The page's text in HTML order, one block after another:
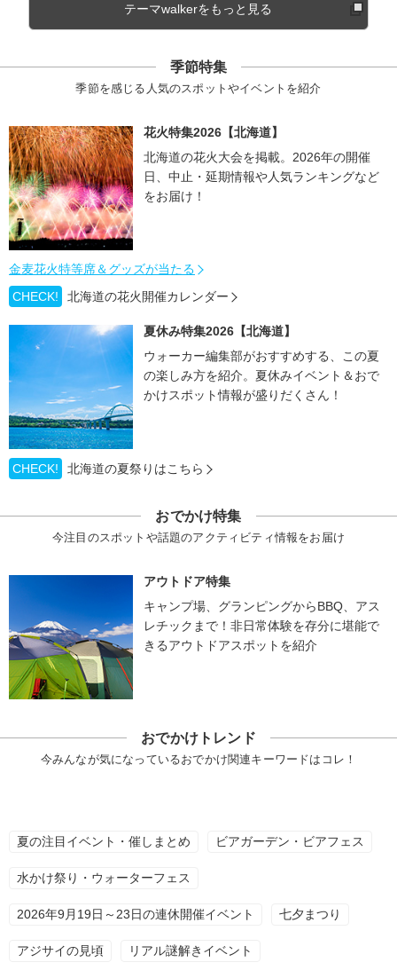
テーマwalkerをもっと見る
季節特集
季節を感じる人気のスポットやイベントを紹介
花火特集2026【北海道】
北海道の花火大会を掲載。2026年の開催
日、中止・延期情報や人気ランキングなど
をお届け！
金麦花火特等席＆グッズが当たる
CHECK!
北海道の花火開催カレンダー
夏休み特集2026【北海道】
ウォーカー編集部がおすすめする、この夏
の楽しみ方を紹介。夏休みイベント＆おで
かけスポット情報が盛りだくさん！
CHECK! 北海道の夏祭りはこちら
おでかけ特集
今注目のスポットや話題のアクティビティ情報をお届け
アウトドア特集
キャンプ場、グランピングからBBQ、アス
レチックまで！非日常体験を存分に堪能で
きるアウトドアスポットを紹介
おでかけトレンド
今みんなが気になっているおでかけ関連キーワードはコレ！
夏の注目イベント・催しまとめ ビアガーデン・ビアフェス
水かけ祭り・ウォーターフェス
2026年9月19日～23日の連休開催イベント 七夕まつり
アジサイの見頃 リアル謎解きイベント